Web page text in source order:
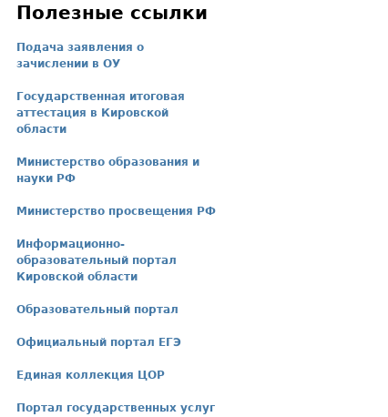
Полезные ссылки
Подача заявления о
зачислении в ОУ
Государственная итоговая
аттестация в Кировской
области
Министерство образования и
науки РФ
Министерство просвещения РФ
Информационно-
образовательный портал
Кировской области
Образовательный портал
Официальный портал ЕГЭ
Единая коллекция ЦОР
Портал государственных услуг